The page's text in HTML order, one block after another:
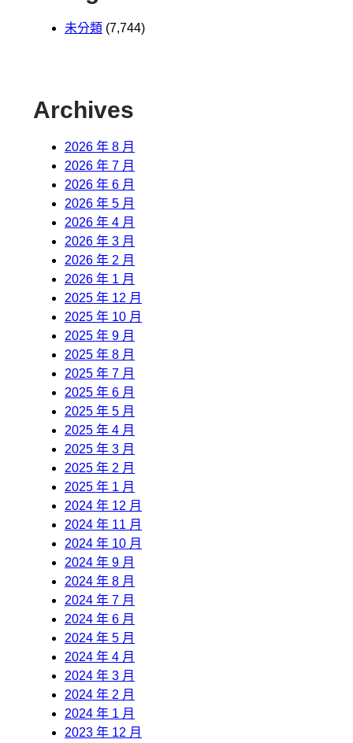
未分類 (7,744)
Archives
2026 年 8 月
2026 年 7 月
2026 年 6 月
2026 年 5 月
2026 年 4 月
2026 年 3 月
2026 年 2 月
2026 年 1 月
2025 年 12 月
2025 年 10 月
2025 年 9 月
2025 年 8 月
2025 年 7 月
2025 年 6 月
2025 年 5 月
2025 年 4 月
2025 年 3 月
2025 年 2 月
2025 年 1 月
2024 年 12 月
2024 年 11 月
2024 年 10 月
2024 年 9 月
2024 年 8 月
2024 年 7 月
2024 年 6 月
2024 年 5 月
2024 年 4 月
2024 年 3 月
2024 年 2 月
2024 年 1 月
2023 年 12 月